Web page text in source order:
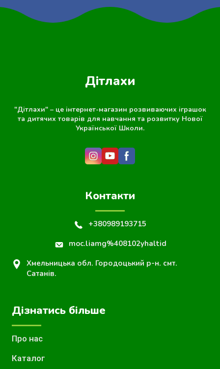
Дітлахи
"Дітлахи" – це інтернет-магазин розвиваючих іграшок
та дитячих товарів для навчання та розвитку Нової
Української Школи.
Контакти
+380989193715
moc.liamg%408102yhaltid
Хмельницька обл. Городоцький р-н. смт.
Сатанів.
Дізнатись більше
Про нас
Каталог